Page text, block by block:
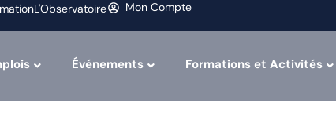
L'Observatoire Mon Compte
Événements Formations et Activités